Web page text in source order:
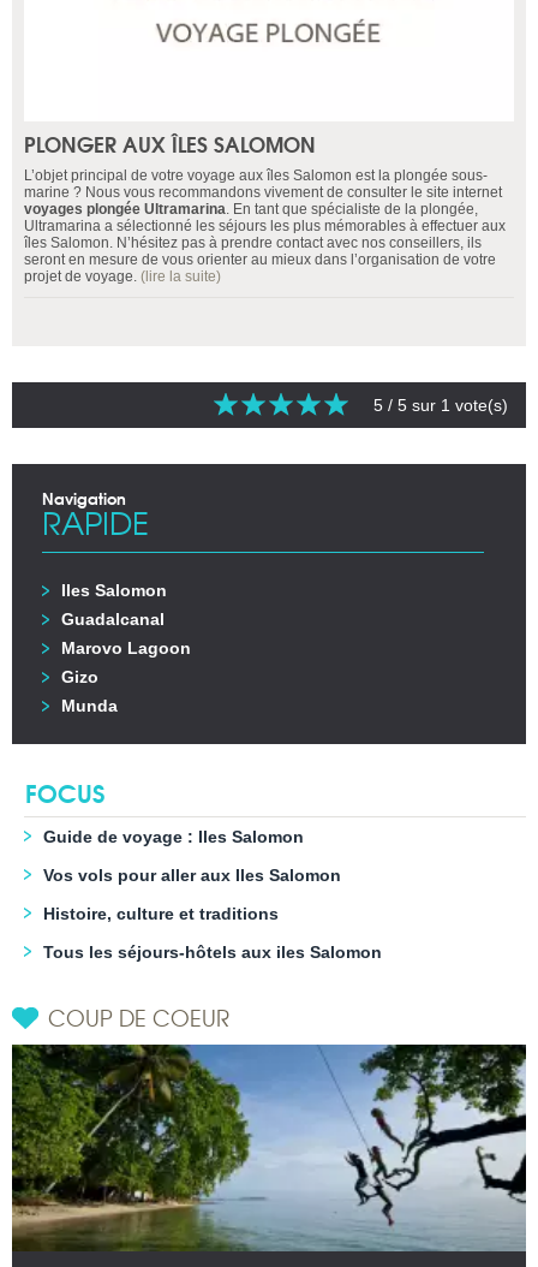
PLONGER AUX ÎLES SALOMON
L’objet principal de votre voyage aux îles Salomon est la plongée sous-
marine ? Nous vous recommandons vivement de consulter le site internet
voyages plongée Ultramarina. En tant que spécialiste de la plongée,
Ultramarina a sélectionné les séjours les plus mémorables à effectuer aux
îles Salomon. N’hésitez pas à prendre contact avec nos conseillers, ils
seront en mesure de vous orienter au mieux dans l’organisation de votre
projet de voyage. (lire la suite)
5 / 5 sur 1 vote(s)
Navigation
RAPIDE
Iles Salomon
Guadalcanal
Marovo Lagoon
Gizo
Munda
FOCUS
Guide de voyage : Iles Salomon
Vos vols pour aller aux Iles Salomon
Histoire, culture et traditions
Tous les séjours-hôtels aux iles Salomon
COUP DE COEUR